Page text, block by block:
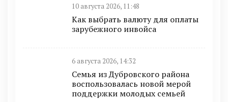
10 августа 2026, 11:48
Как выбрать валюту для оплаты
зарубежного инвойса
6 августа 2026, 14:32
Семья из Дубровского района
воспользовалась новой мерой
поддержки молодых семьей